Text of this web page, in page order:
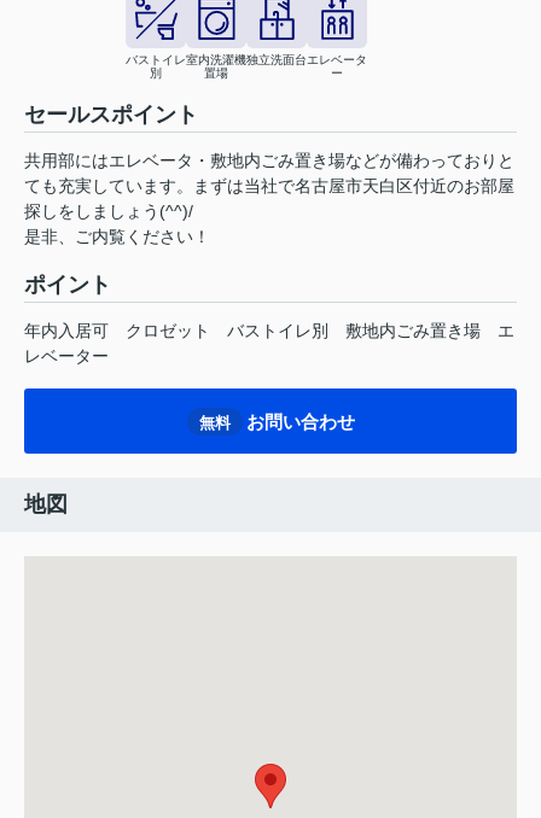
バストイレ
別
室内洗濯機
置場
独立洗面台エレベータ
ー
セールスポイント
共用部にはエレベータ・敷地内ごみ置き場などが備わっておりと
ても充実しています。まずは当社で名古屋市天白区付近のお部屋
探しをしましょう(^^)/
是非、ご内覧ください！
ポイント
年内入居可 クロゼット バストイレ別 敷地内ごみ置き場
エ
レベーター
無料 お問い合わせ
地図